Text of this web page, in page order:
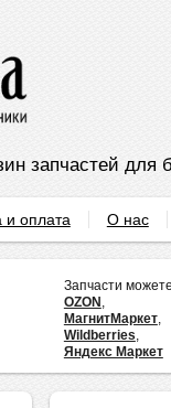
запчастей для
и оплата О нас
Запчасти
OZON ,
МагнитМаркет,
Wildberries,
Яндекс Маркет